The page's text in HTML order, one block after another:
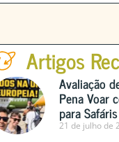
Artigos
Avaliação
Pena Voar
para
21 de julho de